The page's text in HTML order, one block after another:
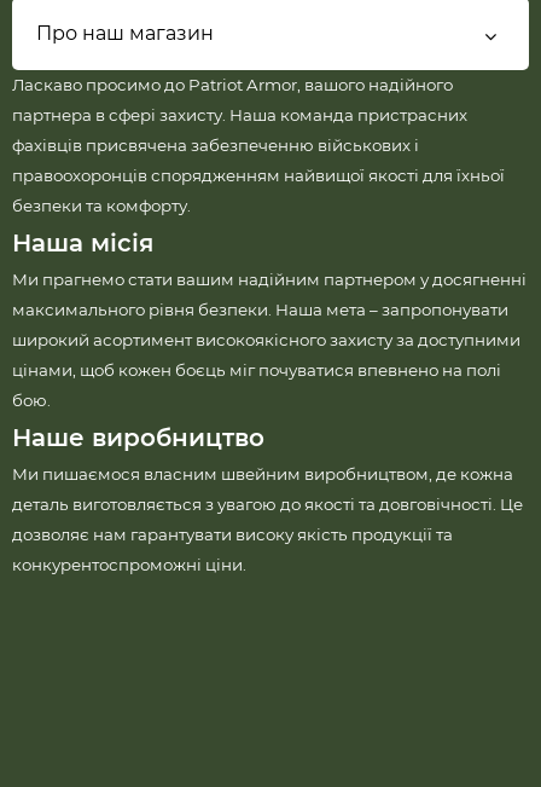
Про наш магазин
Ласкаво просимо до Patriot Armor, вашого надійного
партнера в сфері захисту. Наша команда пристрасних
фахівців присвячена забезпеченню військових і
правоохоронців спорядженням найвищої якості для їхньої
безпеки та комфорту.
Наша місія
Ми прагнемо стати вашим надійним партнером у досягненні
максимального рівня безпеки. Наша мета – запропонувати
широкий асортимент високоякісного захисту за доступними
цінами, щоб кожен боєць міг почуватися впевнено на полі
бою.
Наше виробництво
Ми пишаємося власним швейним виробництвом, де кожна
деталь виготовляється з увагою до якості та довговічності. Це
дозволяє нам гарантувати високу якість продукції та
конкурентоспроможні ціни.